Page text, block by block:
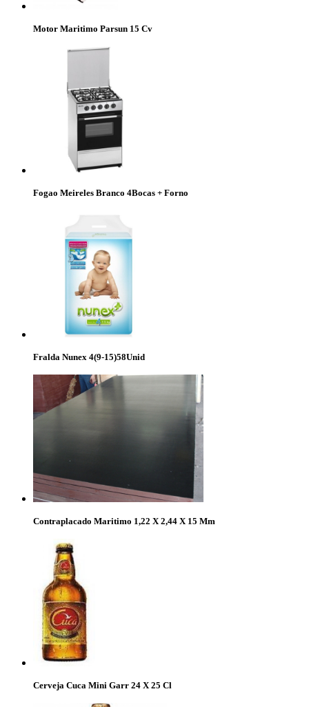
Motor Maritimo Parsun 15 Cv
Fogao Meireles Branco 4Bocas + Forno
Fralda Nunex 4(9-15)58Unid
Contraplacado Maritimo 1,22 X 2,44 X 15 Mm
Cerveja Cuca Mini Garr 24 X 25 Cl